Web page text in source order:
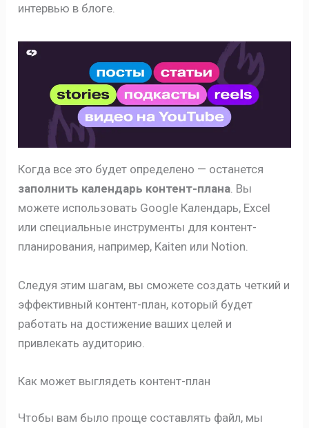
интервью в блоге.
Когда все это будет определено — останется
заполнить календарь контент-плана. Вы
можете использовать Google Календарь, Excel
или специальные инструменты для контент-
планирования, например, Kaiten или Notion.
Следуя этим шагам, вы сможете создать четкий и
эффективный контент-план, который будет
работать на достижение ваших целей и
привлекать аудиторию.
Как может выглядеть контент-план
Чтобы вам было проще составлять файл, мы